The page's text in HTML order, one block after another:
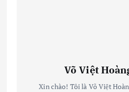
Võ Việt
Xin chào! Tôi là Võ Việt